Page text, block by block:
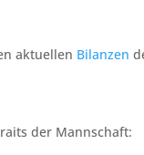
aktuellen Bilanzen d
der Mannschaft: